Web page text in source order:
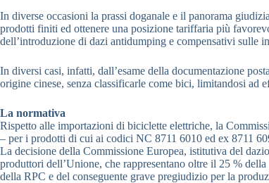
In diverse occasioni la prassi doganale e il panorama
prodotti finiti ed ottenere una posizione tariffaria più
dell’introduzione di dazi antidumping e compensativi sulle
In diversi casi, infatti, dall’esame della documentazione
origine cinese, senza classificarle come bici, limitandosi ad
La normativa
Rispetto alle importazioni di biciclette elettriche, la
– per i prodotti di cui ai codici NC 8711 6010 ed ex 8711
La decisione della Commissione Europea, istitutiva del
produttori dell’Unione, che rappresentano oltre il 25 %
della RPC e del conseguente grave pregiudizio per la